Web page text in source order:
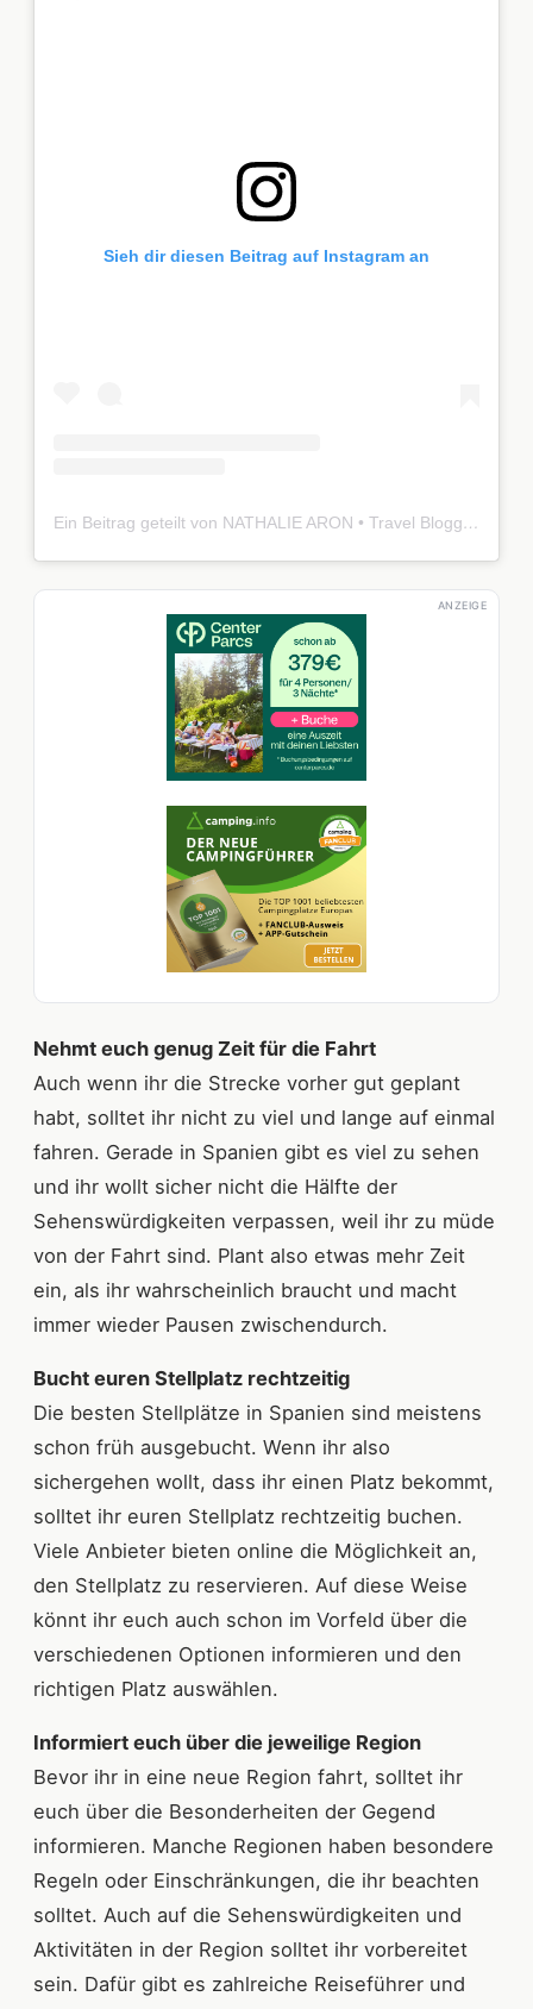
Sieh dir diesen Beitrag auf Instagram an
Ein Beitrag geteilt von NATHALIE ARON • Travel Blogger (@voyagefox_)
ANZEIGE
Nehmt euch genug Zeit für die Fahrt
Auch wenn ihr die Strecke vorher gut geplant
habt, solltet ihr nicht zu viel und lange auf einmal
fahren. Gerade in Spanien gibt es viel zu sehen
und ihr wollt sicher nicht die Hälfte der
Sehenswürdigkeiten verpassen, weil ihr zu müde
von der Fahrt sind. Plant also etwas mehr Zeit
ein, als ihr wahrscheinlich braucht und macht
immer wieder Pausen zwischendurch.
Bucht euren Stellplatz rechtzeitig
Die besten Stellplätze in Spanien sind meistens
schon früh ausgebucht. Wenn ihr also
sichergehen wollt, dass ihr einen Platz bekommt,
solltet ihr euren Stellplatz rechtzeitig buchen.
Viele Anbieter bieten online die Möglichkeit an,
den Stellplatz zu reservieren. Auf diese Weise
könnt ihr euch auch schon im Vorfeld über die
verschiedenen Optionen informieren und den
richtigen Platz auswählen.
Informiert euch über die jeweilige Region
Bevor ihr in eine neue Region fahrt, solltet ihr
euch über die Besonderheiten der Gegend
informieren. Manche Regionen haben besondere
Regeln oder Einschränkungen, die ihr beachten
solltet. Auch auf die Sehenswürdigkeiten und
Aktivitäten in der Region solltet ihr vorbereitet
sein. Dafür gibt es zahlreiche Reiseführer und